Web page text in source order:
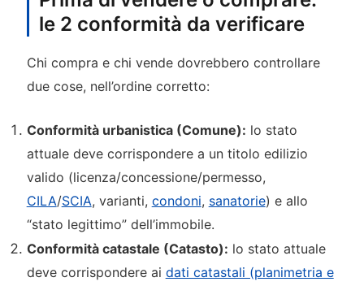
le 2 conformità da verificare
Chi compra e chi vende dovrebbero controllare
due cose, nell’ordine corretto:
Conformità urbanistica (Comune): lo stato
attuale deve corrispondere a un titolo edilizio
valido (licenza/concessione/permesso,
CILA/SCIA, varianti, condoni, sanatorie) e allo
“stato legittimo” dell’immobile.
Conformità catastale (Catasto): lo stato attuale
deve corrispondere ai dati catastali (planimetria e